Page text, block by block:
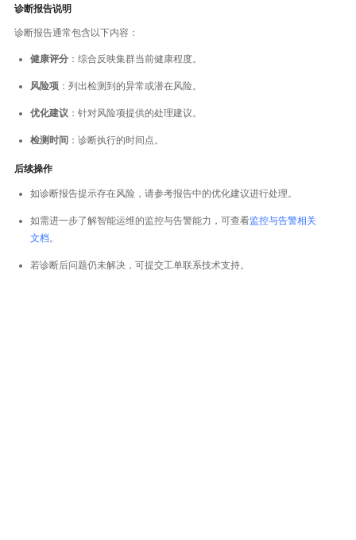
诊断报告说明
诊断报告通常包含以下内容：
健康评分 ：综合反映集群当前健康程度。
风险项 ：列出检测到的异常或潜在风险。
优化建议 ：针对风险项提供的处理建议。
检测时间 ：诊断执行的时间点。
后续操作
如诊断报告提示存在风险，请参考报告中的优化建议进行处理。
如需进一步了解智能运维的监控与告警能力，可查看监控与告警相关
文档。
若诊断后问题仍未解决，可提交工单联系技术支持。